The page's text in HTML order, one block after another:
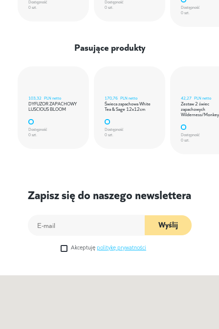
Dostępność
0 szt.
Dostępność
0 szt.
Dostępność
0 szt.
Pasujące produkty
103,32 PLN netto
DYFUZOR ZAPACHOWY
LUSCIOUS BLOOM
Dostępność
0 szt.
170,76 PLN netto
Świeca zapachowa White
Tea & Sage 12x12cm
Dostępność
0 szt.
42,27 PLN netto
Zestaw 2 świec
zapachowych
Wilderness/Monkey
Dostępność
0 szt.
Zapisz się do naszego newslettera
Wyślij
Akceptuję politykę prywatności